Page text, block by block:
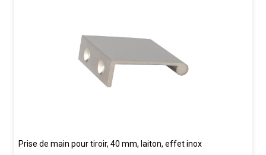
Prise de main pour tiroir, 40 mm, laiton, effet inox